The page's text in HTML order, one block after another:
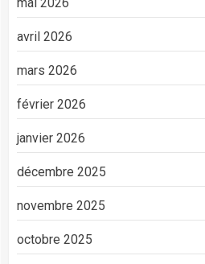
avril 2026
mars 2026
février 2026
janvier 2026
décembre 2025
novembre 2025
octobre 2025